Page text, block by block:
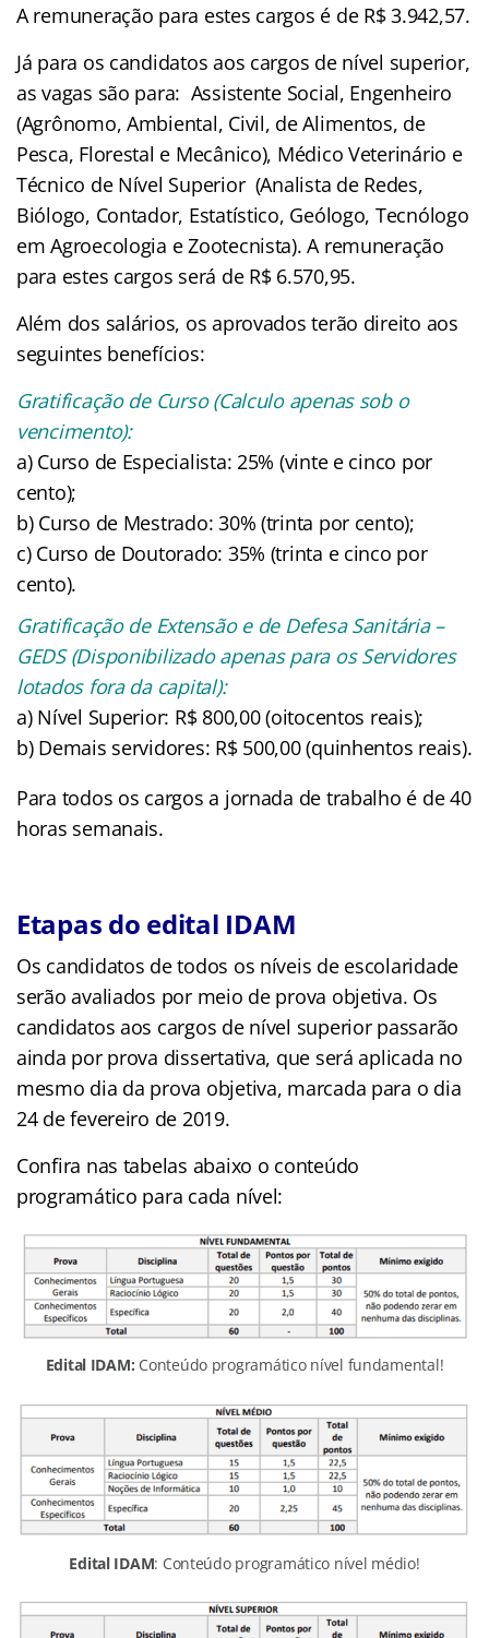
A remuneração para estes cargos é de R$ 3.942,57.
Já para os candidatos aos cargos de nível superior,
as vagas são para: Assistente Social, Engenheiro
(Agrônomo, Ambiental, Civil, de Alimentos, de
Pesca, Florestal e Mecânico), Médico Veterinário e
Técnico de Nível Superior (Analista de Redes,
Biólogo, Contador, Estatístico, Geólogo, Tecnólogo
em Agroecologia e Zootecnista). A remuneração
para estes cargos será de R$ 6.570,95.
Além dos salários, os aprovados terão direito aos
seguintes benefícios:
Gratificação de Curso (Calculo apenas sob o
vencimento):
a) Curso de Especialista: 25% (vinte e cinco por
cento);
b) Curso de Mestrado: 30% (trinta por cento);
c) Curso de Doutorado: 35% (trinta e cinco por
cento).
Gratificação de Extensão e de Defesa Sanitária –
GEDS (Disponibilizado apenas para os Servidores
lotados fora da capital):
a) Nível Superior: R$ 800,00 (oitocentos reais);
b) Demais servidores: R$ 500,00 (quinhentos reais).
Para todos os cargos a jornada de trabalho é de 40
horas semanais.
Etapas do edital IDAM
Os candidatos de todos os níveis de escolaridade
serão avaliados por meio de prova objetiva. Os
candidatos aos cargos de nível superior passarão
ainda por prova dissertativa, que será aplicada no
mesmo dia da prova objetiva, marcada para o dia
24 de fevereiro de 2019.
Confira nas tabelas abaixo o conteúdo
programático para cada nível:
Edital IDAM: Conteúdo programático nível fundamental!
Edital IDAM: Conteúdo programático nível médio!